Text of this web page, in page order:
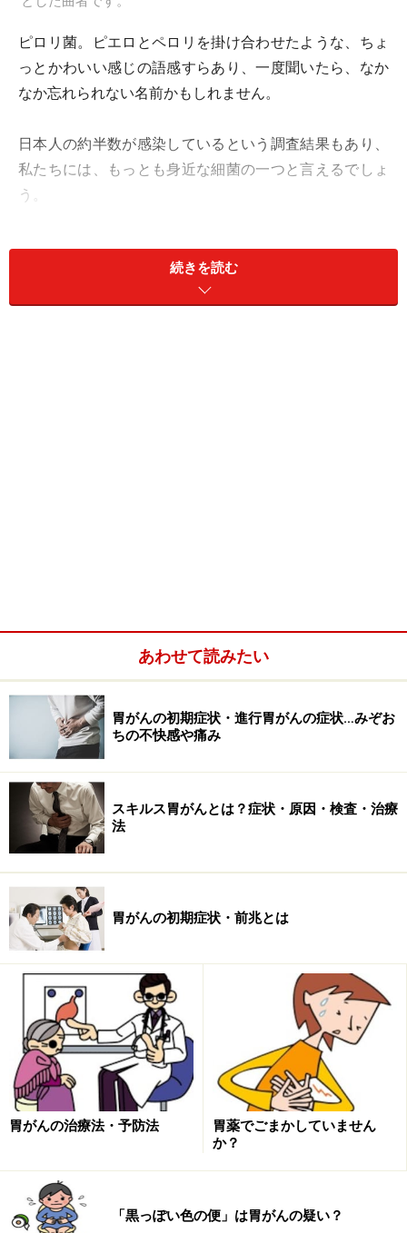
ピロリ菌。ピエロとペロリを掛け合わせたような、ちょ
っとかわいい感じの語感すらあり、一度聞いたら、なか
なか忘れられない名前かもしれません。
日本人の約半数が感染しているという調査結果もあり、
私たちには、もっとも身近な細菌の一つと言えるでしょ
う。
以前は胃炎や胃潰瘍の原因と考えられていた、このピロ
リ菌。最近の研究では、なんと胃がんとも関係があるこ
今回は、胃の調子が悪い方、必見。ピロリ菌の実態につ
正式名称はヘリコバクターピロリ菌です
何となく覚えてしまうピロリ菌という名称。正式には、ヘ
リコバクターピロリ菌と呼びます。
ピロリ菌と言うと何となくかわいいのですが、正式に
は、ヘリコバクターピロリ菌と呼びます。このヘリコ
は、ヘリコプターと同じで「らせん」を意味する言葉で
す。その名の通り螺旋状の形状をしていることに由来し
ています。バクターとは、バクテリアと同じ語源。そし
て、ピロリとは、ピロリ菌が発見された胃の幽門（ゆう
もん）が、英語でpyrolus（ピロルス）と呼ばれることか
ら来ています。
続きを読む
あわせて読みたい
胃がんの初期症状・進行胃がんの症状…みぞお
ちの不快感や痛み
スキルス胃がんとは？症状・原因・検査・治療
法
胃がんの初期症状・前兆とは
胃がんの治療法・予防法
胃薬でごまかしていません
か？
「黒っぽい色の便」は胃がんの疑い？